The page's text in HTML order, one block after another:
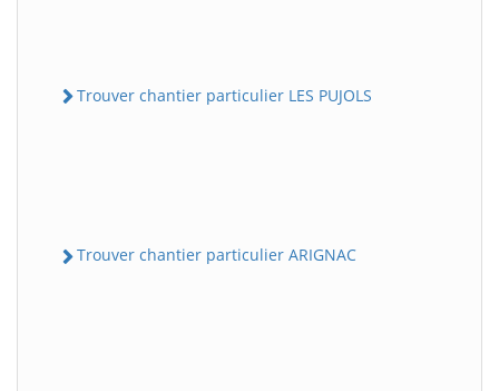
Trouver chantier particulier LES PUJOLS
Trouver chantier particulier ARIGNAC